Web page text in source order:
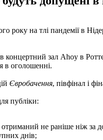
року на тлі пандемії в
зал Ahoy в
в оголошенні.
Євробачення, півфінал і
публіки:
не раніше ніж за
днів;